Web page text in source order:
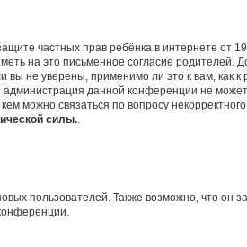
частных прав ребёнка в интернете
на это письменное согласие родителей.
не уверены, применимо ли это к вам, как
данной конференции не
можно связаться по вопросу
силы.
пользователей. Также возможно, что он